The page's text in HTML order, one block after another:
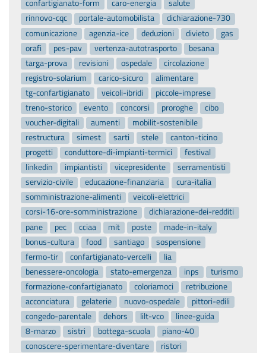
confartigianato-form
caro-energia
salute
rinnovo-cqc
portale-automobilista
dichiarazione-730
comunicazione
agenzia-ice deduzioni divieto
gas
orafi
pes-pav vertenza-autotrasporto
besana
targa-prova
revisioni ospedale
circolazione
registro-solarium
carico-sicuro
alimentare
tg-confartigianato
veicoli-ibridi
piccole-imprese
treno-storico
evento concorsi proroghe
cibo
voucher-digitali
aumenti
mobilit-sostenibile
restructura
simest sarti stele
canton-ticino
progetti
conduttore-di-impianti-termici
festival
linkedin
impiantisti vicepresidente
serramentisti
servizio-civile
educazione-finanziaria
cura-italia
somministrazione-alimenti
veicoli-elettrici
corsi-16-ore-somministrazione
dichiarazione-dei-redditi
pane
pec cciaa mit poste
made-in-italy
bonus-cultura
food santiago
sospensione
fermo-tir
confartigianato-vercelli
lia
benessere-oncologia
stato-emergenza inps
turismo
formazione-confartigianato
coloriamoci
retribuzione
acconciatura
gelaterie nuovo-ospedale
pittori-edili
congedo-parentale
dehors lilt-vco
linee-guida
8-marzo
sistri bottega-scuola
piano-40
conoscere-sperimentare-diventare
ristori